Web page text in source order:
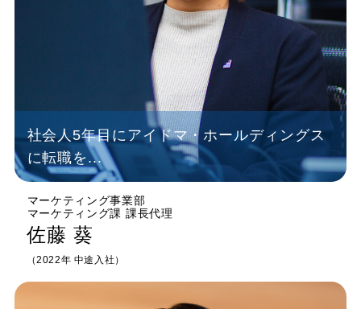
社会人5年目にアイドマ・ホールディングス
に転職を...
マーケティング事業部
マーケティング課 課長代理
佐藤 葵
（2022年 中途入社）